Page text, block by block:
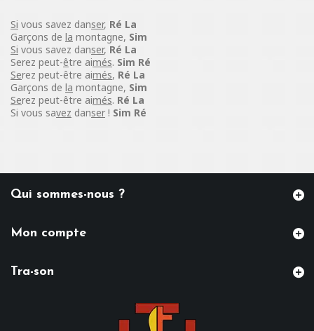
Si vous savez danser, Ré La
Garçons de la montagne, Sim
Si vous savez danser, Ré La
Serez peut-être aimés. Sim Ré
Serez peut-être aimés, Ré La
Garçons de la montagne, Sim
Serez peut-être aimés. Ré La
Si vous savez danser ! Sim Ré
Qui sommes-nous ?
Mon compte
Tra-son